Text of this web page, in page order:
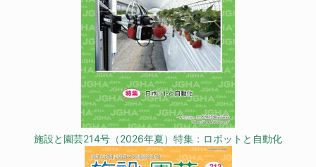
施設と園芸214号（2026年夏）特集：ロボットと自動化